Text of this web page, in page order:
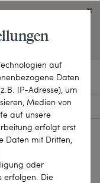
19-2869
auf
Daten
IP-Adresse), um
Medien von
auf unsere
erfolgt erst
Daten mit Dritten,
oder
erfolgen. Die